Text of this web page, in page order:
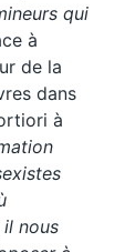
qui
à
de la
dans
à
il nous